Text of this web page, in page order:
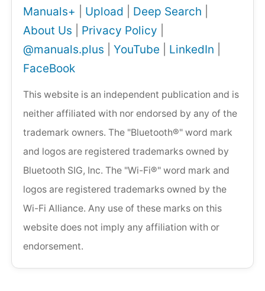
Manuals+ Upload Deep Search
About Us
Privacy Policy
@manuals.plus
YouTube LinkedIn
FaceBook
This website is an independent publication and is
neither affiliated with nor endorsed by any of the
trademark owners. The "Bluetooth®" word mark
and logos are registered trademarks owned by
Bluetooth SIG, Inc. The "Wi-Fi®" word mark and
logos are registered trademarks owned by the
Wi-Fi Alliance. Any use of these marks on this
website does not imply any affiliation with or
endorsement.